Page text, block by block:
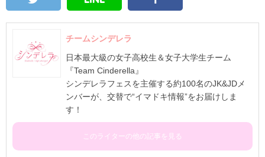
チームシンデレラ
日本最大級の女子高校生＆女子大学生チーム
『Team Cinderella』
シンデレラフェスを主催する約100名のJK&JDメ
ンバーが、交替で“イマドキ情報”をお届けしま
す！
このライターの他の記事を見る